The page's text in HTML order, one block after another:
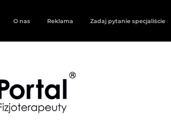
O nas Reklama Zadaj pytanie specjaliście